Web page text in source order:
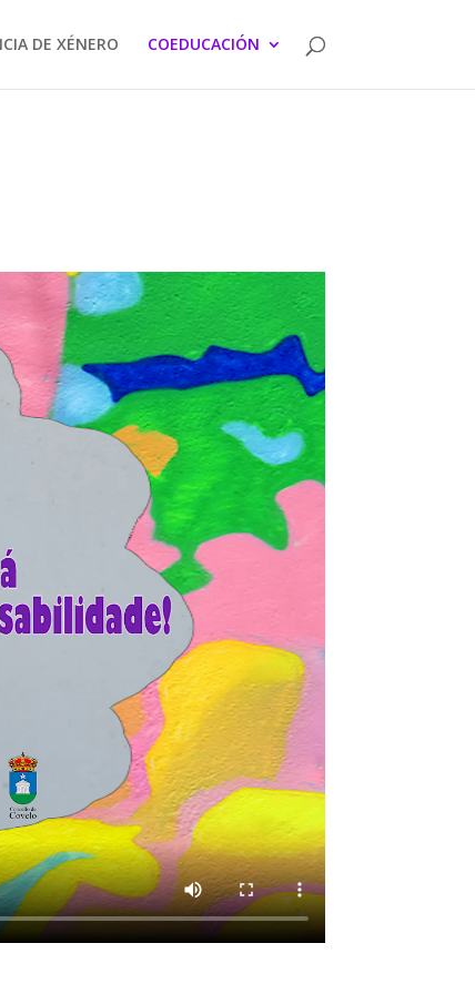
DE XÉNERO COEDUCACIÓN